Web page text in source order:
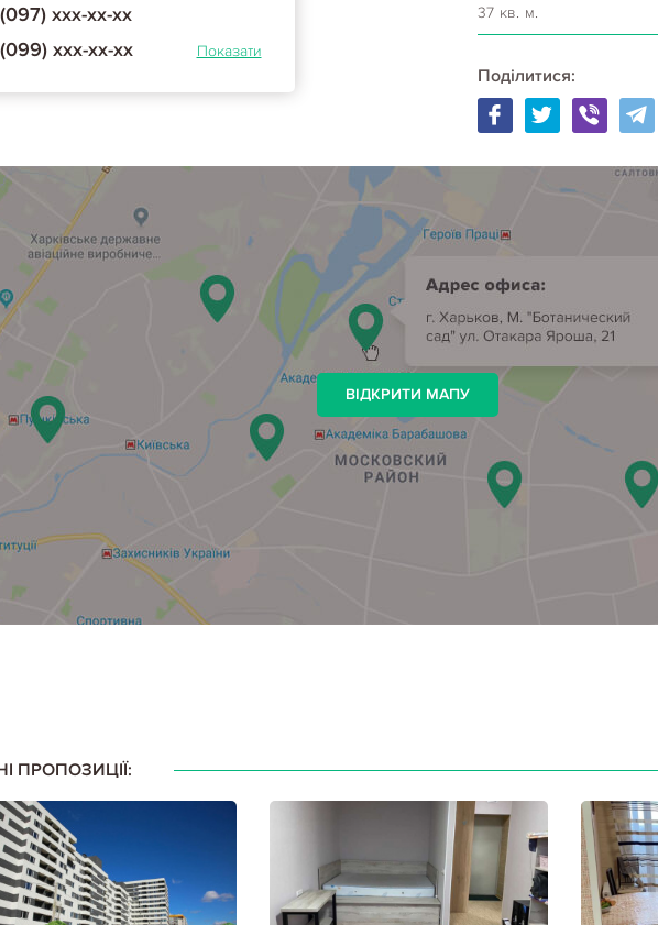
(097) ххх-хх-хх
(099) ххх-хх-хх
Показати
37 кв. м.
Поділитися:
ВІДКРИТИ МАПУ
ПРОПОЗИЦІЇ: